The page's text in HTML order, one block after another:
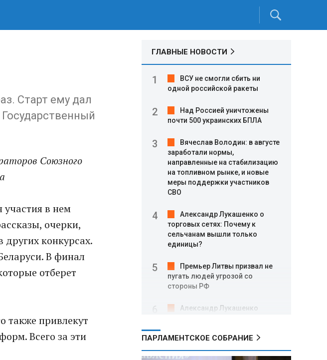
Старт ему дал
Союзного
в нем
очерки,
других конкурсах.
В финал
отберет
также привлекут
Всего за эти
ГЛАВНЫЕ НОВОСТИ
ВСУ не смогли сбить ни
одной российской ракеты
Над Россией уничтожены
почти 500 украинских БПЛА
Вячеслав Володин: в августе
заработали нормы,
направленные на стабилизацию
на топливном рынке, и новые
меры поддержки участников
СВО
Александр Лукашенко о
торговых сетях: Почему к
сельчанам вышли только
единицы?
Премьер Литвы призвал не
пугать людей угрозой со
стороны РФ
Александр Лукашенко
НАТО
ПАРЛАМЕНТСКОЕ СОБРАНИЕ